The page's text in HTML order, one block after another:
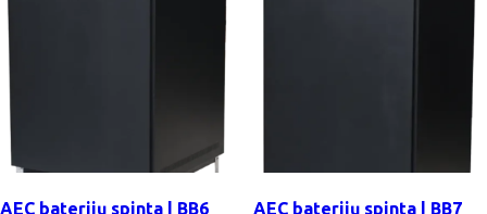
AEC baterijų spinta | BB6 AEC baterijų spinta | BB7